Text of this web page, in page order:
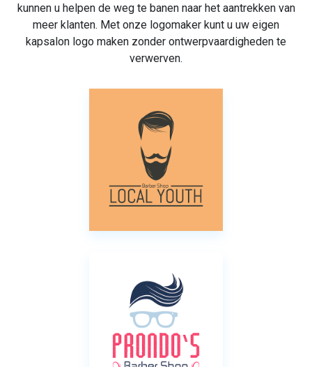
kunnen u helpen de weg te banen naar het aantrekken van
meer klanten. Met onze logomaker kunt u uw eigen
kapsalon logo maken zonder ontwerpvaardigheden te
verwerven.